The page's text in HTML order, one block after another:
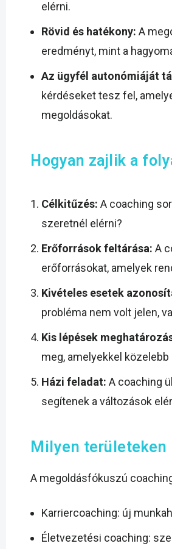
elérni.
Rövid és hatékony: A
eredményt, mint a
Az ügyfél autonómiáját
kérdéseket tesz fel,
megoldásokat.
Hogyan zajlik a
Célkitűzés: A coaching
szeretnél elérni?
Erőforrások feltárása: A
erőforrásokat, amelyek
Kivételes esetek
probléma nem volt jelen,
Kis lépések
meg, amelyekkel
Házi feladat: A coaching
segítenek a változások
Milyen területeken
A megoldásfókuszú
Karriercoaching: új
Életvezetési coaching: